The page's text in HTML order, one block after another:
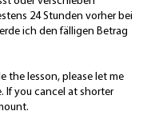
24 Stunden vorher bei
ich den fälligen Betrag
the lesson, please let me
If you cancel at shorter